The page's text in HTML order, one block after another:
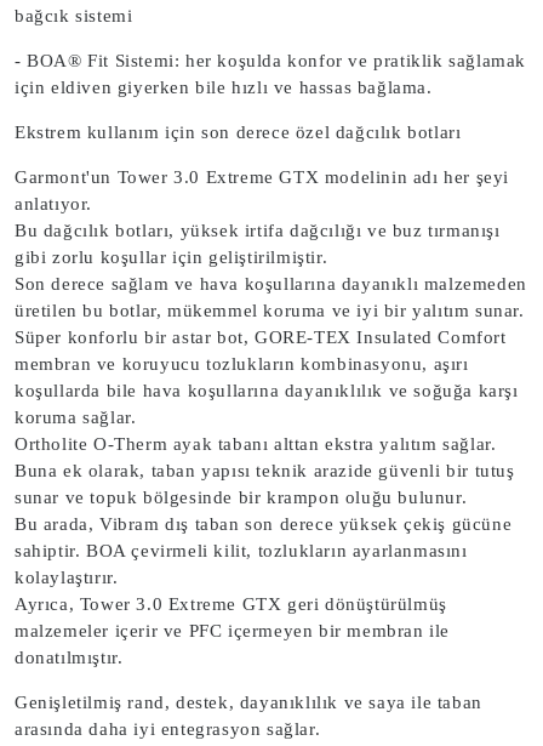
bağcık sistemi
- BOA® Fit Sistemi: her koşulda konfor ve pratiklik sağlamak
için eldiven giyerken bile hızlı ve hassas bağlama.
Ekstrem kullanım için son derece özel dağcılık botları
Garmont'un Tower 3.0 Extreme GTX modelinin adı her şeyi
anlatıyor.
Bu dağcılık botları, yüksek irtifa dağcılığı ve buz tırmanışı
gibi zorlu koşullar için geliştirilmiştir.
Son derece sağlam ve hava koşullarına dayanıklı malzemeden
üretilen bu botlar, mükemmel koruma ve iyi bir yalıtım sunar.
Süper konforlu bir astar bot, GORE-TEX Insulated Comfort
membran ve koruyucu tozlukların kombinasyonu, aşırı
koşullarda bile hava koşullarına dayanıklılık ve soğuğa karşı
koruma sağlar.
Ortholite O-Therm ayak tabanı alttan ekstra yalıtım sağlar.
Buna ek olarak, taban yapısı teknik arazide güvenli bir tutuş
sunar ve topuk bölgesinde bir krampon oluğu bulunur.
Bu arada, Vibram dış taban son derece yüksek çekiş gücüne
sahiptir. BOA çevirmeli kilit, tozlukların ayarlanmasını
kolaylaştırır.
Ayrıca, Tower 3.0 Extreme GTX geri dönüştürülmüş
malzemeler içerir ve PFC içermeyen bir membran ile
donatılmıştır.
Genişletilmiş rand, destek, dayanıklılık ve saya ile taban
arasında daha iyi entegrasyon sağlar.